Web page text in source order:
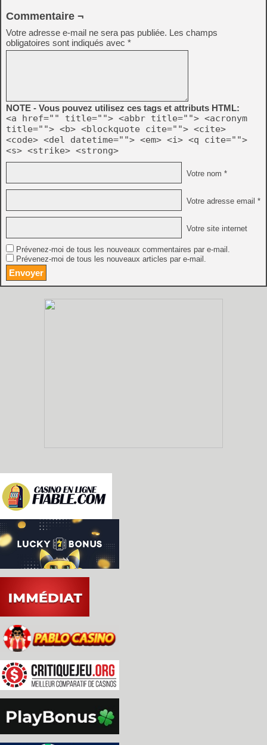
Commentaire ¬
Votre adresse e-mail ne sera pas publiée. Les champs
obligatoires sont indiqués avec *
NOTE - Vous pouvez utilisez ces tags et attributs HTML:
<a href="" title=""> <abbr title=""> <acronym
title=""> <b> <blockquote cite=""> <cite>
<code> <del datetime=""> <em> <i> <q cite="">
<s> <strike> <strong>
Votre nom *
Votre adresse email *
Votre site internet
Prévenez-moi de tous les nouveaux commentaires par e-mail.
Prévenez-moi de tous les nouveaux articles par e-mail.